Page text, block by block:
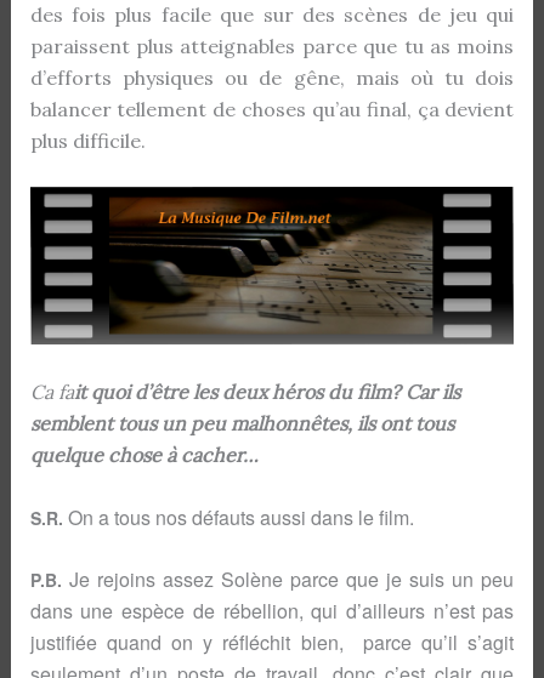
des fois plus facile que sur des scènes de jeu qui
paraissent plus atteignables parce que tu as moins
d’efforts physiques ou de gêne, mais où tu dois
balancer tellement de choses qu’au final, ça devient
plus difficile.
Ca fait quoi d’être les deux héros du film? Car ils
semblent tous un peu malhonnêtes, ils ont tous
quelque chose à cacher…
S.R. On a tous nos défauts aussi dans le film.
P.B. Je rejoins assez Solène parce que je suis un peu
dans une espèce de rébellion, qui d’ailleurs n’est pas
justifiée quand on y réfléchit bien, parce qu’il s’agit